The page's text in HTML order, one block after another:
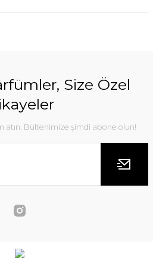
Size Özel
atın. Bültenimize şimdi abone olun!